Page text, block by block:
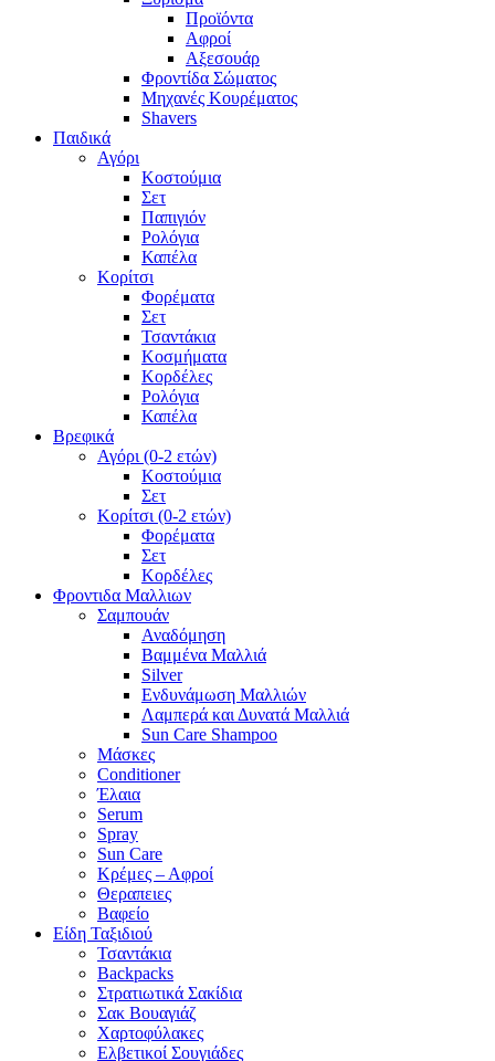
Προϊόντα
Αφροί
Αξεσουάρ
Φροντίδα Σώματος
Μηχανές Κουρέματος
Shavers
Παιδικά
Αγόρι
Κοστούμια
Σετ
Παπιγιόν
Ρολόγια
Καπέλα
Κορίτσι
Φορέματα
Σετ
Τσαντάκια
Κοσμήματα
Κορδέλες
Ρολόγια
Καπέλα
Βρεφικά
Αγόρι (0-2 ετών)
Κοστούμια
Σετ
Κορίτσι (0-2 ετών)
Φορέματα
Σετ
Κορδέλες
Φροντιδα Μαλλιων
Σαμπουάν
Αναδόμηση
Βαμμένα Μαλλιά
Silver
Ενδυνάμωση Μαλλιών
Λαμπερά και Δυνατά Μαλλιά
Sun Care Shampoo
Μάσκες
Conditioner
Έλαια
Serum
Spray
Sun Care
Κρέμες – Αφροί
Θεραπειες
Βαφείο
Είδη Ταξιδιού
Τσαντάκια
Backpacks
Στρατιωτικά Σακίδια
Σακ Βουαγιάζ
Χαρτοφύλακες
Ελβετικοί Σουγιάδες